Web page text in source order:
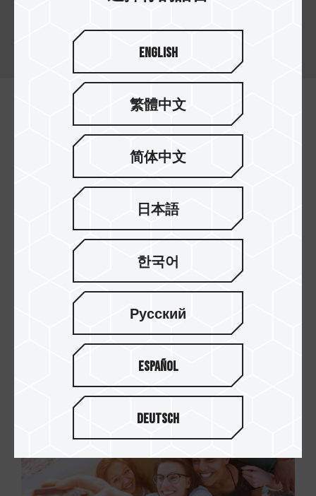
十銓科技 micro SDXC/SDHC 記憶卡為一款高效能
置的高速存取需求。
高速讀寫效能
讓您輕鬆拍攝 Full HD 影片及照片，抓住每一刻精彩
English
繁體中文
简体中文
日本語
한국어
Русский
Español
Deutsch